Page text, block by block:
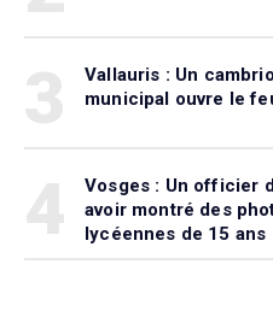
Vallauris : Un
municipal ouvre le
Vosges : Un officier
avoir montré des
lycéennes de 15 ans